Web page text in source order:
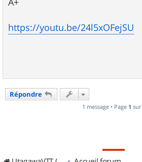
e
https://youtu.be/24l5xOFejSU
Répondre
1 message • Page 1 sur